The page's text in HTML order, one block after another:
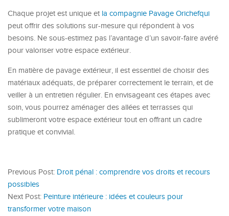
Chaque projet est unique et la compagnie Pavage Orichefqui
peut offrir des solutions sur-mesure qui répondent à vos
besoins. Ne sous-estimez pas l’avantage d’un savoir-faire avéré
pour valoriser votre espace extérieur.
En matière de pavage extérieur, il est essentiel de choisir des
matériaux adéquats, de préparer correctement le terrain, et de
veiller à un entretien régulier. En envisageant ces étapes avec
soin, vous pourrez aménager des allées et terrasses qui
sublimeront votre espace extérieur tout en offrant un cadre
pratique et convivial.
Previous Post: Droit pénal : comprendre vos droits et recours
possibles
Next Post: Peinture intérieure : idées et couleurs pour
transformer votre maison